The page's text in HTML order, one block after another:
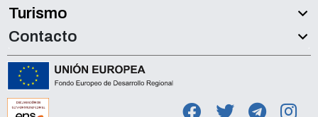
Turismo
Contacto